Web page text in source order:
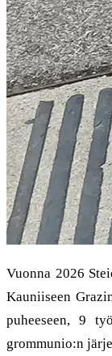
Vuonna 2026
Kauniiseen
puheeseen, 9
grommunio:n